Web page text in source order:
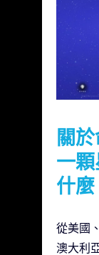
關
一
什麼
從美國
澳大利